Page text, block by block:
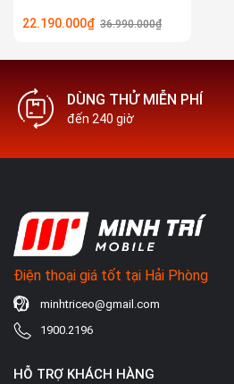
22.190.000₫ 36.990.000₫
DÙNG THỬ MIỄN PHÍ
đến 240 giờ
Điện thoại giá tốt tại Hải Phòng
minhtriceo@gmail.com
1900.2196
HỖ TRỢ KHÁCH HÀNG